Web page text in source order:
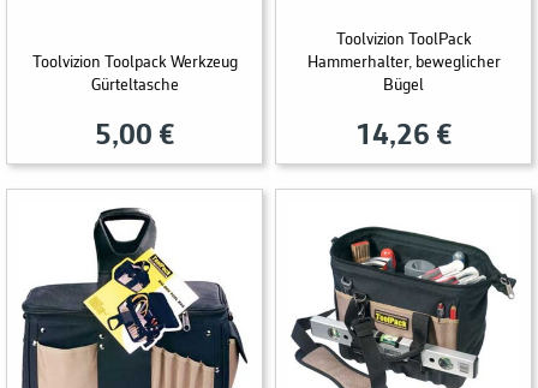
Toolvizion Toolpack Werkzeug
Gürteltasche
5,00 €
Toolvizion ToolPack
Hammerhalter, beweglicher
Bügel
14,26 €